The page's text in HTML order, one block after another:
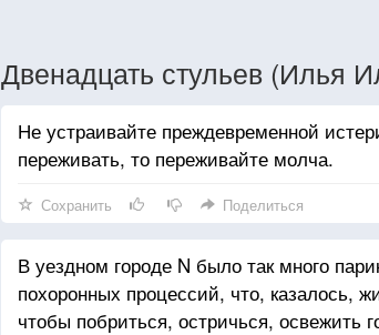
Двенадцать стульев (Илья
Не устраивайте преждевременной
переживать, то переживайте молча.
Сохранить Поделиться
В уездном городе N было так много
похоронных процессий, что, казалось,
чтобы побриться, остричься, освежить